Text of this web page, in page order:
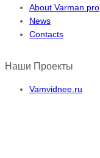
About Varman.pro
News
Contacts
Наши Проекты
Vamvidnee.ru